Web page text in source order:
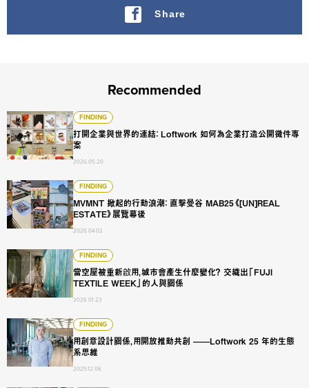
Share
Recommended
FINDING
打開企業與世界的連結： Loftwork 如何為企業打造公開徵件專
案
2026.05.20
打開企業與世界的連結： Loftwork 如何為企業打造公開徵件專
FINDING
MVMNT 掀起的行動浪潮： 直擊曼谷 MAB25《[UN]REAL
ESTATE》展覽幕後
2026.04.02
MVMNT 掀起的行動浪潮： 直擊曼谷 MAB25《[UN]REAL
FINDING
當空屋被重新啟用，城市會產生什麼變化？ 交織出「FUJI
TEXTILE WEEK」的人與關係
2026.01.23
當空屋被重新啟用，城市會產生什麼變化？ 交織出「FUJI
FINDING
用創意設計關係，用開放推動共創 ——Loftwork 25 年的生態
系思維
2025.12.06
用創意設計關係，用開放推動共創 ——Loftwork 25 年的生態